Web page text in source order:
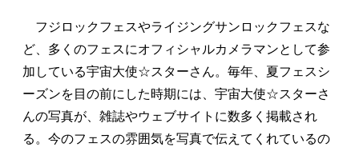
フジロックフェスやライジングサンロックフェスな
ど、多くのフェスにオフィシャルカメラマンとして参
加している宇宙大使☆スターさん。毎年、夏フェスシ
ーズンを目の前にした時期には、宇宙大使☆スターさ
んの写真が、雑誌やウェブサイトに数多く掲載され
る。今のフェスの雰囲気を写真で伝えてくれているの